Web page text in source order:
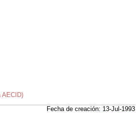
AECID)
Fecha de creación: 13-Jul-1993